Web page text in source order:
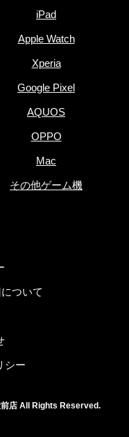
iPad
Apple Watch
Xperia
Google Pixel
AQUOS
OPPO
Mac
その他ゲーム機
ついて
シー
店 All Rights Reserved.